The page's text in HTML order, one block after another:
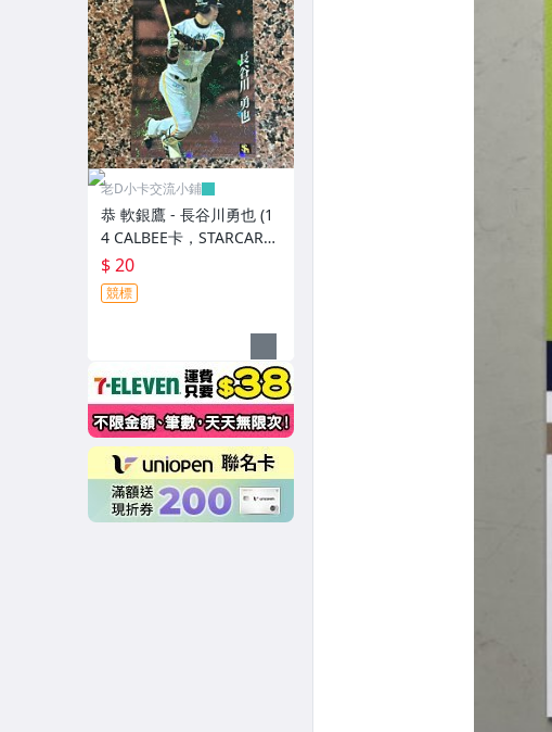
老D小卡交流小鋪
恭 軟銀鷹 - 長谷川勇也 (1
4 CALBEE卡，STARCARD
特卡，NO.S-55)
$ 20
競標